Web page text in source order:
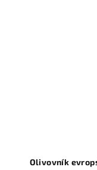
Olivovník